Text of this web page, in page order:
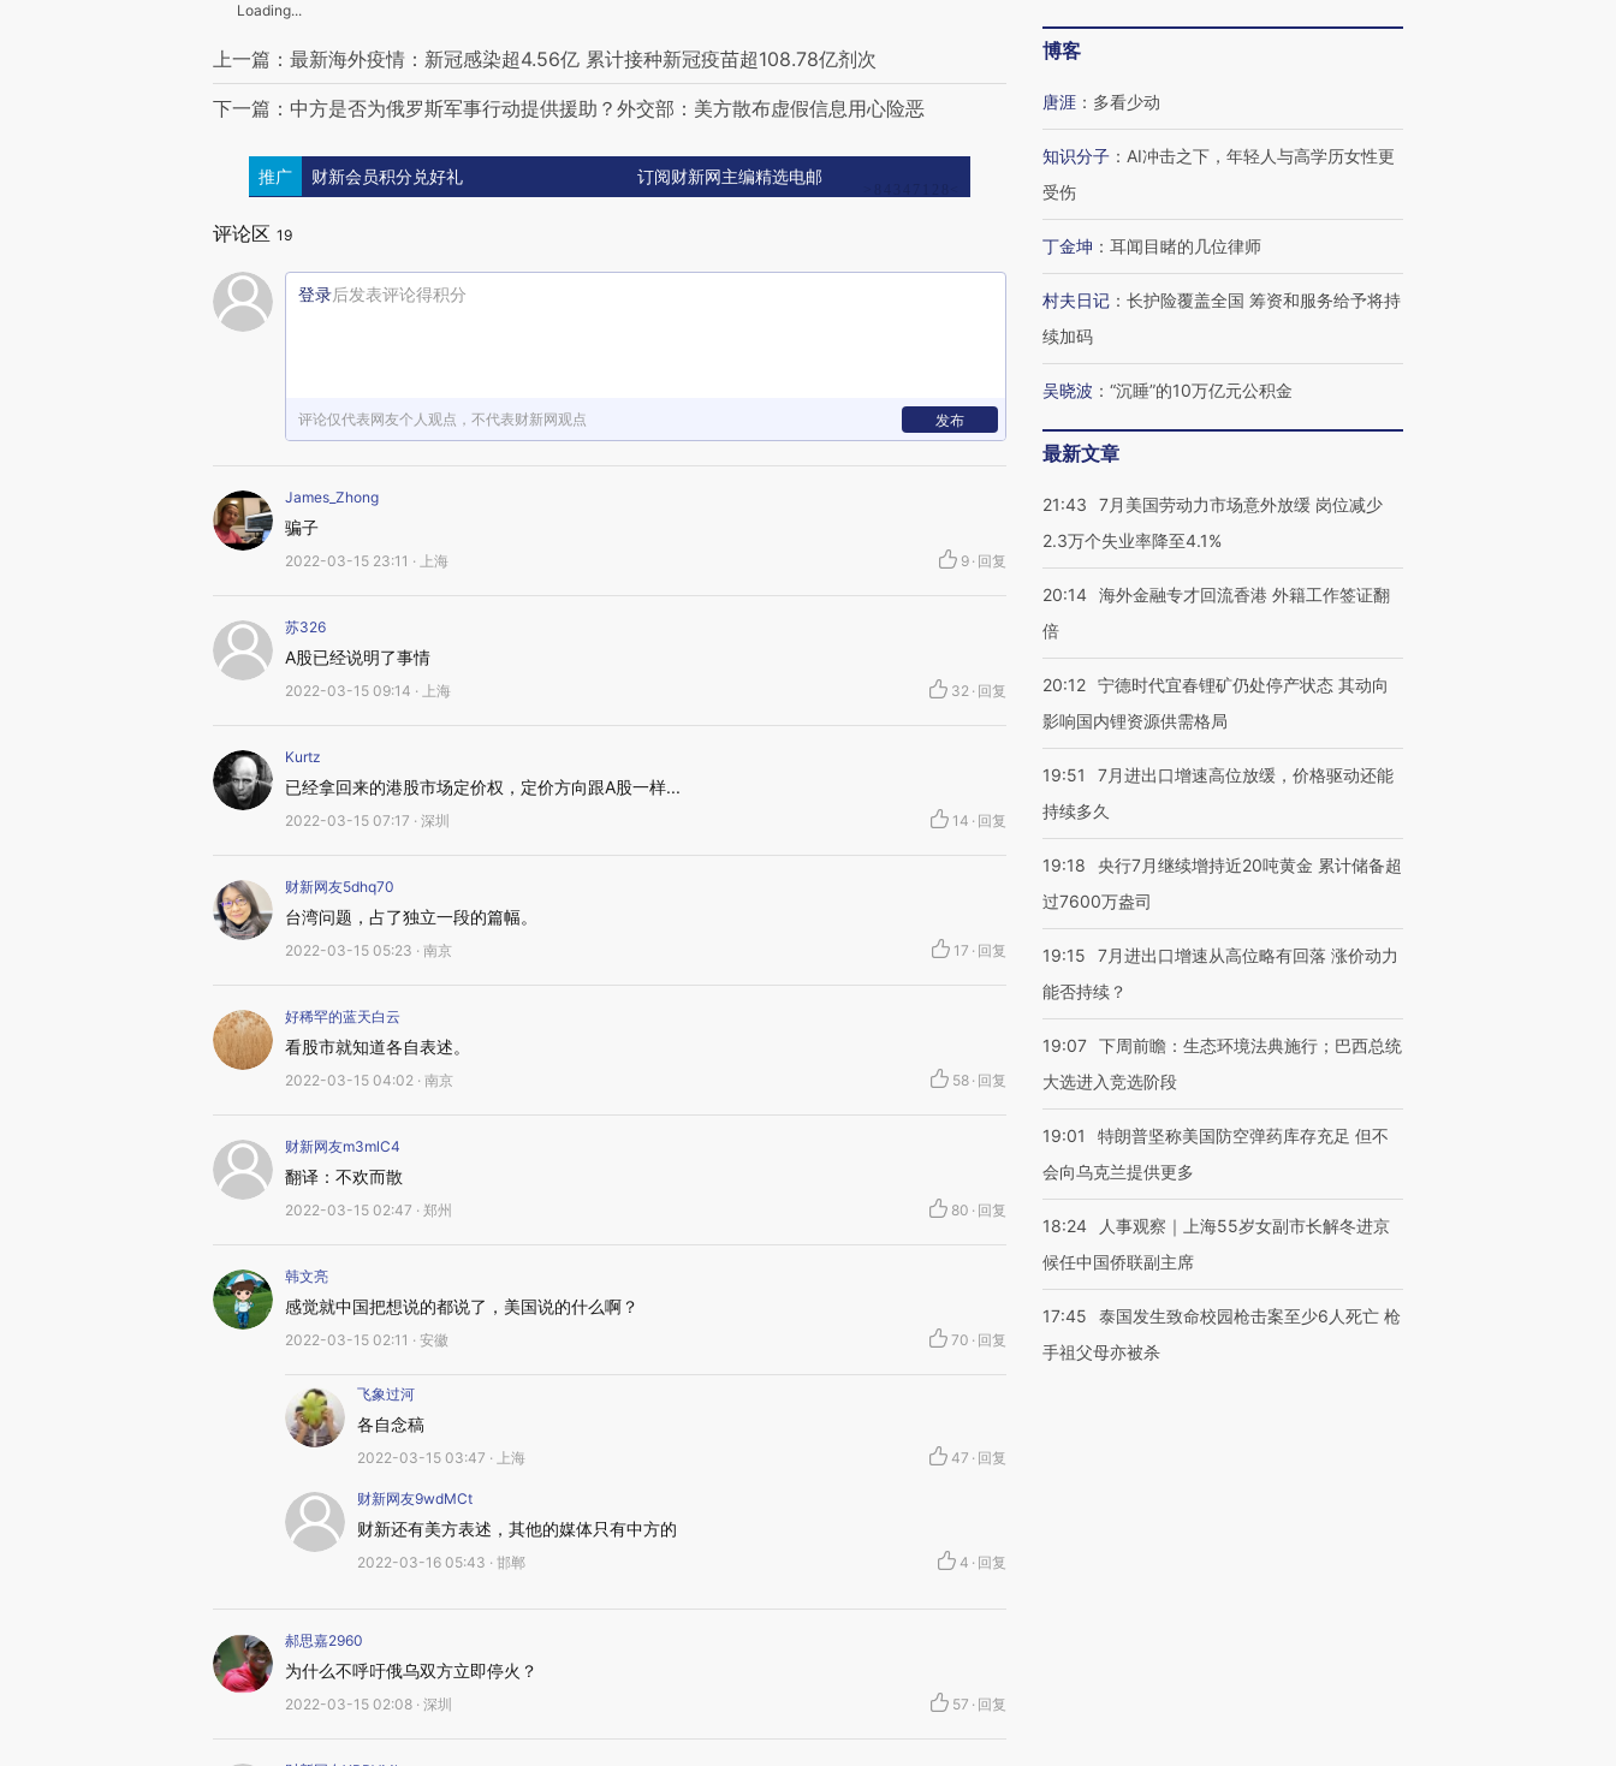
Loading...
上一篇：最新海外疫情：新冠感染超4.56亿 累计接种新冠疫苗超108.78亿剂次
下一篇：中方是否为俄罗斯军事行动提供援助？外交部：美方散布虚假信息用心险恶
推广 财新会员积分兑好礼 订阅财新网主编精选电邮
评论区 19
登录后发表评论得积分
评论仅代表网友个人观点，不代表财新网观点 发布
James_Zhong
骗子
2022-03-15 23:11 · 上海 9 · 回复
苏326
A股已经说明了事情
2022-03-15 09:14 · 上海 32 · 回复
Kurtz
已经拿回来的港股市场定价权，定价方向跟A股一样...
2022-03-15 07:17 · 深圳 14 · 回复
财新网友5dhq70
台湾问题，占了独立一段的篇幅。
2022-03-15 05:23 · 南京 17 · 回复
好稀罕的蓝天白云
看股市就知道各自表述。
2022-03-15 04:02 · 南京 58 · 回复
财新网友m3mlC4
翻译：不欢而散
2022-03-15 02:47 · 郑州 80 · 回复
韩文亮
感觉就中国把想说的都说了，美国说的什么啊？
2022-03-15 02:11 · 安徽 70 · 回复
飞象过河
各自念稿
2022-03-15 03:47 · 上海 47 · 回复
财新网友9wdMCt
财新还有美方表述，其他的媒体只有中方的
2022-03-16 05:43 · 邯郸 4 · 回复
郝思嘉2960
为什么不呼吁俄乌双方立即停火？
2022-03-15 02:08 · 深圳 57 · 回复
博客
唐涯 ： 多看少动
知识分子 ： AI冲击之下，年轻人与高学历女性更
受伤
丁金坤 ： 耳闻目睹的几位律师
村夫日记 ： 长护险覆盖全国 筹资和服务给予将持
续加码
吴晓波 ： “沉睡”的10万亿元公积金
最新文章
21:43
7月美国劳动力市场意外放缓 岗位减少
2.3万个失业率降至4.1%
20:14 海外金融专才回流香港 外籍工作签证翻
倍
20:12 宁德时代宜春锂矿仍处停产状态 其动向
影响国内锂资源供需格局
19:51
7月进出口增速高位放缓，价格驱动还能
持续多久
19:18
央行7月继续增持近20吨黄金 累计储备超
过7600万盎司
19:15
7月进出口增速从高位略有回落 涨价动力
能否持续？
19:07 下周前瞻：生态环境法典施行；巴西总统
大选进入竞选阶段
19:01
特朗普坚称美国防空弹药库存充足 但不
会向乌克兰提供更多
18:24
人事观察｜上海55岁女副市长解冬进京
候任中国侨联副主席
17:45
泰国发生致命校园枪击案至少6人死亡 枪
手祖父母亦被杀